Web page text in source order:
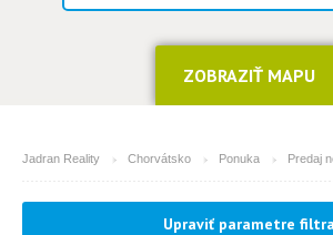
ZOBRAZIŤ MAPU
Jadran Reality Chorvátsko Ponuka Predaj
MESTO
Upraviť parametre filtra